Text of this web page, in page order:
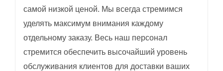
самой низкой ценой. Мы всегда стремимся
уделять максимум внимания каждому
отдельному заказу. Весь наш персонал
стремится обеспечить высочайший уровень
обслуживания клиентов для доставки ваших